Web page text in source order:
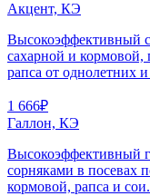
Акцент, КЭ
Высокоэффективный
сахарной и кормовой,
рапса от однолетних
1 666₽
Галлон, КЭ
Высокоэффективный
сорняками в посевах
кормовой, рапса и сои.